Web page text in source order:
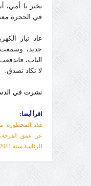
بخير يا أمي،
في الحجرة
عاد تيار
جديد، وسمعت
الباب،
لا تكاد تصدق.
نشرت في الدستور
اقرأ أيضا:
هذه المحظورة:
عن عمق
الرئاسة سنة 2011 وتوقعات 2017